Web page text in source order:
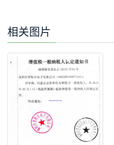
相关图片